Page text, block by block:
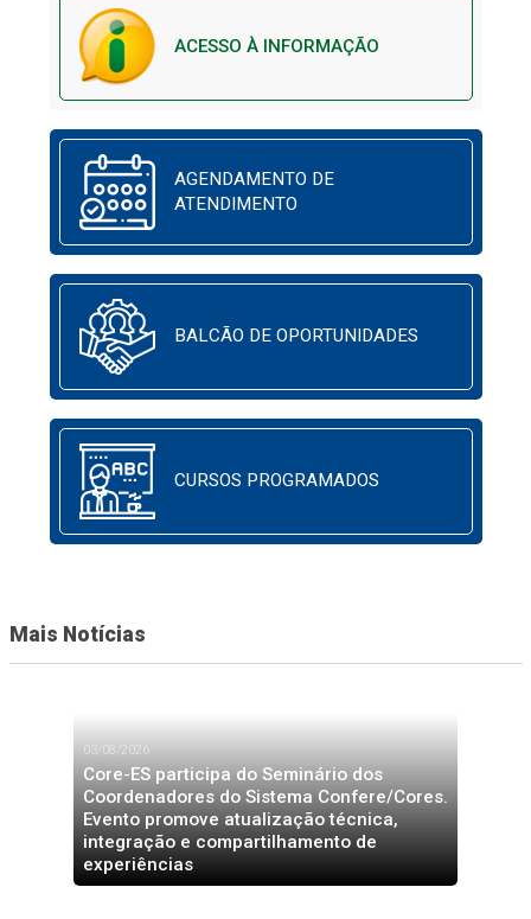
ACESSO À INFORMAÇÃO
AGENDAMENTO DE
ATENDIMENTO
BALCÃO DE OPORTUNIDADES
CURSOS PROGRAMADOS
Mais Notícias
03/08/2026
Core-ES participa do Seminário dos
Coordenadores do Sistema Confere/Cores.
Evento promove atualização técnica,
integração e compartilhamento de
experiências